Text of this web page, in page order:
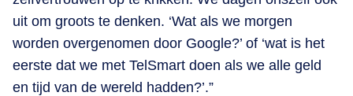
uit om groots te denken. ‘Wat als we morgen
worden overgenomen door Google?’ of ‘wat is het
eerste dat we met TelSmart doen als we alle geld
en tijd van de wereld hadden?’.”